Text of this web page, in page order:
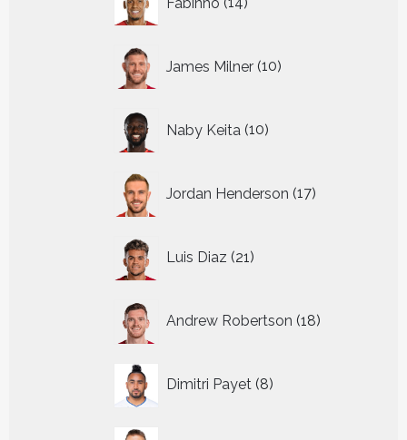
producten
James Milner 10
producten
Naby Keita 10
producten
Jordan Henderson 17
producten
Luis Diaz 21
producten
Andrew Robertson 18
producten
Dimitri Payet 8
producten